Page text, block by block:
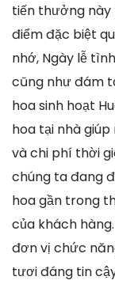
tiến thưởng
điểm đặc biệt
nhớ, Ngày lễ
cũng như đám
hoa sinh hoạt
hoa tại nhà
và chi phí thời
chúng ta đang
hoa gần trong
của khách
đơn vị chức
tươi đáng tin